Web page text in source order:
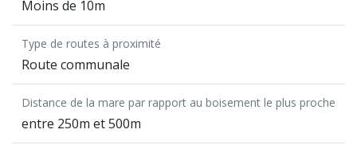
Moins de 10m
Type de routes à proximité
Route communale
Distance de la mare par rapport au boisement le plus proche
entre 250m et 500m